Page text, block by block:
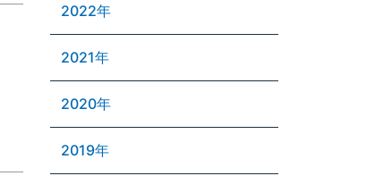
2022年
2021年
2020年
2019年